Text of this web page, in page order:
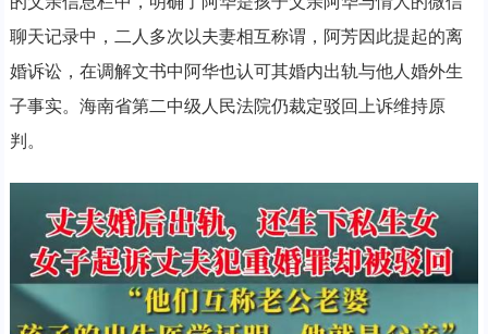
聊天记录中，二人多次以夫妻相互称谓，阿芳因此提起的离
婚诉讼，在调解文书中阿华也认可其婚内出轨与他人婚外生
子事实。海南省第二中级人民法院仍裁定驳回上诉维持原
判。